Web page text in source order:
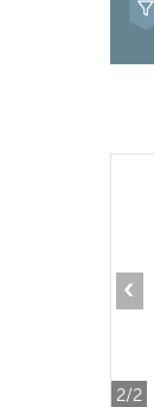
2/2
‹